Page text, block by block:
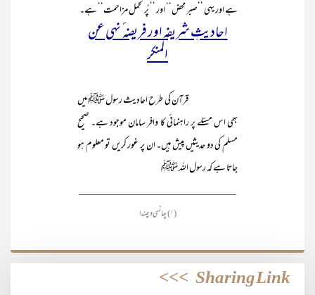
ہے اور یہی ’’صبر محض‘‘ اور ’’ پُر تحمل مزاحمت‘‘ ہے۔
احادیثِ شریفہ اور فریضہ ٔ نہی عن
المنکر
قرآن کی طرح احادیث رسول ﷺ میں
بھی اس مسئلے پر راہنمائی کا وافر سامان موجود ہے۔ صحیح
مسلم کی دو حدیثیں پیش ہیں۔ ان پر غور کریں تو معلوم ہو
جاتا ہے کہ رسول اللہ ﷺ
____________________________
(۱) پھانسی و پھندا
Sharing Link
>>>